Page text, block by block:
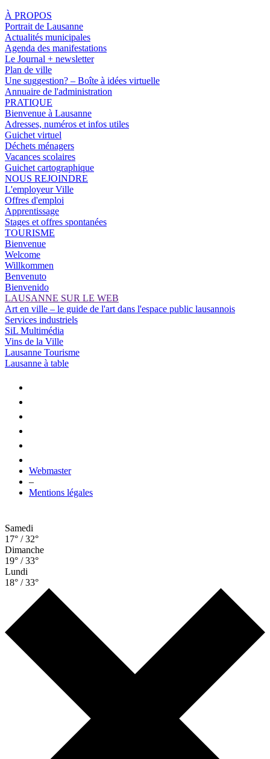
À PROPOS
Portrait de Lausanne
Actualités municipales
Agenda des manifestations
Le Journal + newsletter
Plan de ville
Une suggestion? – Boîte à idées virtuelle
Annuaire de l'administration
PRATIQUE
Bienvenue à Lausanne
Adresses, numéros et infos utiles
Guichet virtuel
Déchets ménagers
Vacances scolaires
Guichet cartographique
NOUS REJOINDRE
L'employeur Ville
Offres d'emploi
Apprentissage
Stages et offres spontanées
TOURISME
Bienvenue
Welcome
Willkommen
Benvenuto
Bienvenido
LAUSANNE SUR LE WEB
Art en ville – le guide de l'art dans l'espace public lausannois
Services industriels
SiL Multimédia
Vins de la Ville
Lausanne Tourisme
Lausanne à table
Webmaster
–
Mentions légales
Samedi
17° / 32°
Dimanche
19° / 33°
Lundi
18° / 33°